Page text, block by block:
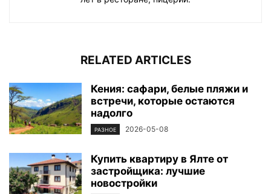
RELATED ARTICLES
Кения: сафари, белые пляжи и
встречи, которые остаются
надолго
РАЗНОЕ 2026-05-08
Купить квартиру в Ялте от
застройщика: лучшие
новостройки